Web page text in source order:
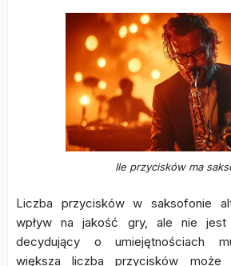
Ile przycisków ma
Liczba przycisków w saksofonie
wpływ na jakość gry, ale nie
decydujący o umiejętnościach
większa liczba przycisków może